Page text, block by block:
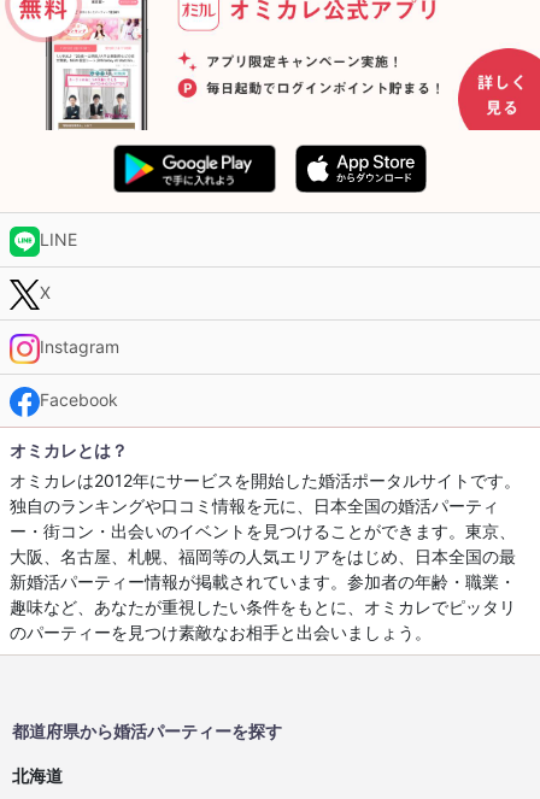
LINE
X
Instagram
Facebook
オミカレとは？
オミカレは2012年にサービスを開始した婚活ポータルサイトです。
独自のランキングや口コミ情報を元に、日本全国の婚活パーティ
ー・街コン・出会いのイベントを見つけることができます。東京、
大阪、名古屋、札幌、福岡等の人気エリアをはじめ、日本全国の最
新婚活パーティー情報が掲載されています。参加者の年齢・職業・
趣味など、あなたが重視したい条件をもとに、オミカレでピッタリ
のパーティーを見つけ素敵なお相手と出会いましょう。
都道府県から婚活パーティーを探す
北海道